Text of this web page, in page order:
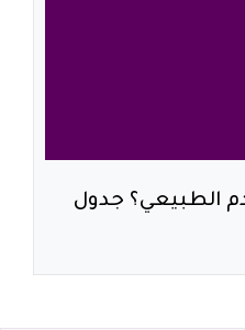
الطبيعي؟ جدول